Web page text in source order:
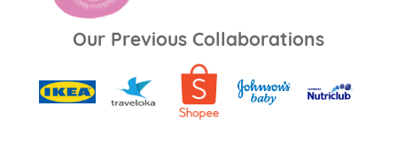
Our Previous Collaborations